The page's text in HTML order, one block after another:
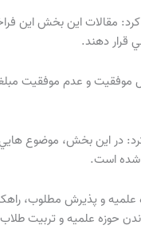
مقالات اين بخش اين
قرار دهند.
و عدم موفقيت
در اين بخش، موضوع
شده است.
و پذیرش مطلوب،
حوزه علمیه و تربیت